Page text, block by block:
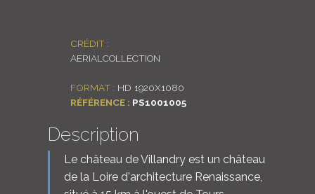
CRÉDIT :
AERIALCOLLECTION
FORMAT : HD 1920X1080
RÉFÉRENCE : PS1001005
Description
Le château de Villandry est un château
de la Loire d'architecture Renaissance,